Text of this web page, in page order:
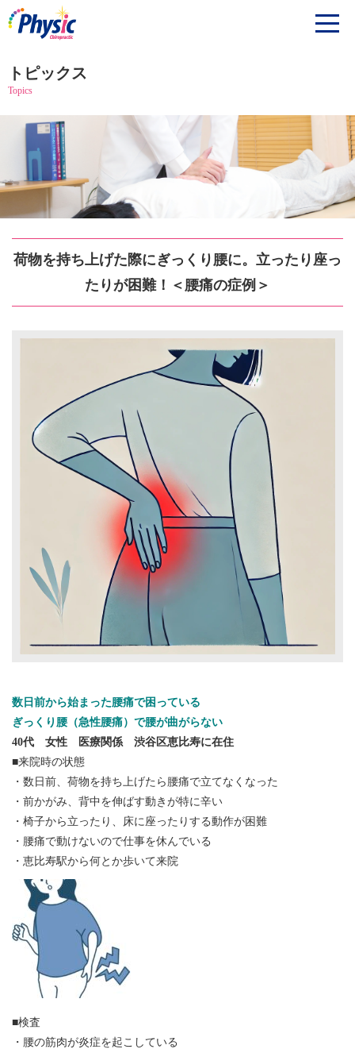
トピックス
Topics
荷物を持ち上げた際にぎっくり腰に。立ったり座っ
たりが困難！＜腰痛の症例＞
数日前から始まった腰痛で困っている
ぎっくり腰（急性腰痛）で腰が曲がらない
40代 女性 医療関係 渋谷区恵比寿に在住
■来院時の状態
・数日前、荷物を持ち上げたら腰痛で立てなくなった
・前かがみ、背中を伸ばす動きが特に辛い
・椅子から立ったり、床に座ったりする動作が困難
・腰痛で動けないので仕事を休んでいる
・恵比寿駅から何とか歩いて来院
■検査
・腰の筋肉が炎症を起こしている